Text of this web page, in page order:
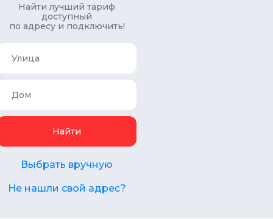
Найти лучший тариф
доступный
по адресу и подключить!
Найти
Выбрать вручную
Не нашли свой адрес?